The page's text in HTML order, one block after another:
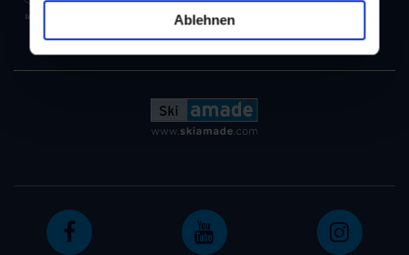
Ablehnen